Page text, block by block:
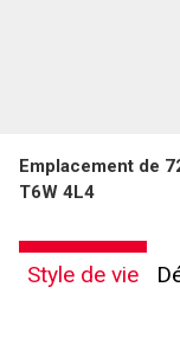
Emplacement de
T6W 4L4
Style de vie